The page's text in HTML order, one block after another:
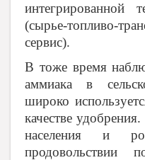
интегрированной
(сырье-топливо-
сервис).
В тоже время
аммиака в
широко
качестве
населения и
продовольствии